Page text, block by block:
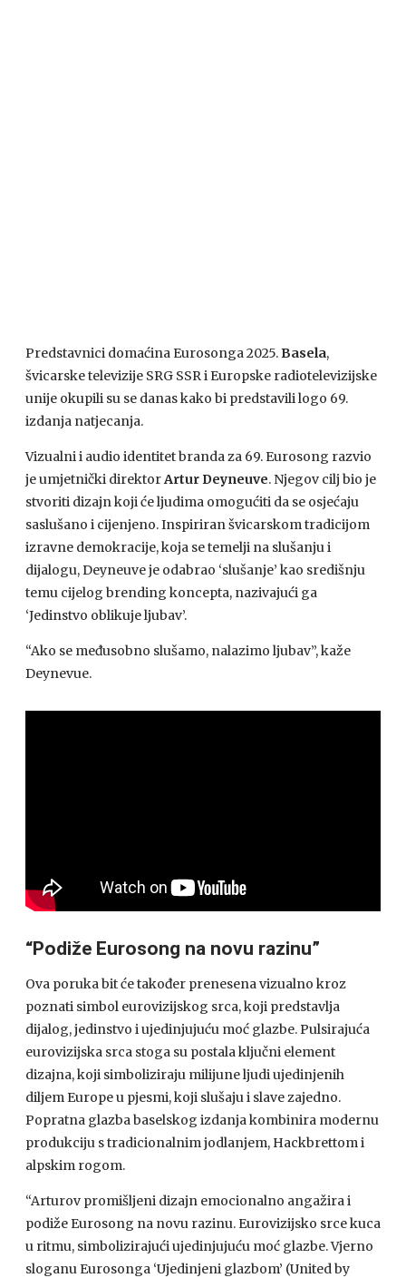
Predstavnici domaćina Eurosonga 2025.Basela,
švicarske televizije SRG SSR i Europske radiotelevizijske
unije okupili su se danas kako bi predstavili logo 69.
izdanja natjecanja.
Vizualni i audio identitet branda za 69. Eurosong razvio
je umjetnički direktorArtur Deyneuve. Njegov cilj bio je
stvoriti dizajn koji će ljudima omogućiti da se osjećaju
saslušano i cijenjeno. Inspiriran švicarskom tradicijom
izravne demokracije, koja se temelji na slušanju i
dijalogu, Deyneuve je odabrao ‘slušanje’ kao središnju
temu cijelog brending koncepta, nazivajući ga
‘Jedinstvo oblikuje ljubav’.
“Ako se međusobno slušamo, nalazimo ljubav”, kaže
Deynevue.
“Podiže Eurosong na novu razinu”
Ova poruka bit će također prenesena vizualno kroz
poznati simbol eurovizijskog srca, koji predstavlja
dijalog, jedinstvo i ujedinjujuću moć glazbe. Pulsirajuća
eurovizijska srca stoga su postala ključni element
dizajna, koji simboliziraju milijune ljudi ujedinjenih
diljem Europe u pjesmi, koji slušaju i slave zajedno.
Popratna glazba baselskog izdanja kombinira modernu
produkciju s tradicionalnim jodlanjem, Hackbrettom i
alpskim rogom.
“Arturov promišljeni dizajn emocionalno angažira i
podiže Eurosong na novu razinu. Eurovizijsko srce kuca
u ritmu, simbolizirajući ujedinjujuću moć glazbe. Vjerno
sloganu Eurosonga ‘Ujedinjeni glazbom’ (United by